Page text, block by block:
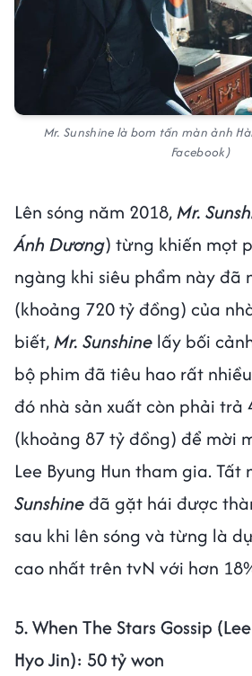
Mr. Sunshine là bom tấn màn ảnh
Facebook)
Lên sóng năm 2018,Mr.
Ánh Dương) từng khiến mọt
ngàng khi siêu phẩm này đã
(khoảng 720 tỷ đồng) của
biết,Mr. Sunshine lấy bối
bộ phim đã tiêu hao rất
đó nhà sản xuất còn phải trả
(khoảng 87 tỷ đồng) để mời
Lee Byung Hun tham gia. Tất
Sunshineđã gặt hái được
sau khi lên sóng và từng là
cao nhất trên tvN với hơn
5. When The Stars Gossip
Hyo Jin): 50 tỷ won